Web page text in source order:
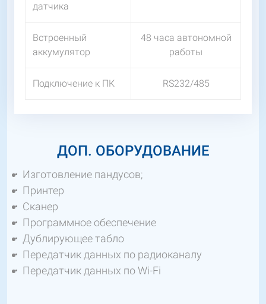
датчика
Встроенный
аккумулятор
48 часа автономной
работы
Подключение к ПК RS232/485
ДОП. ОБОРУДОВАНИЕ
Изготовление пандусов;
Принтер
Сканер
Программное обеспечение
Дублирующее табло
Передатчик данных по радиоканалу
Передатчик данных по Wi-Fi